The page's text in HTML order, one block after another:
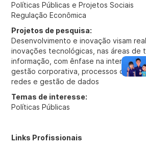
Políticas Públicas e Projetos Sociais
Regulação Econômica
Projetos de pesquisa:
Desenvolvimento e inovação visam
inovações tecnológicas, nas áreas de
informação, com ênfase na
gestão corporativa, processos de
redes e gestão de dados
Temas de interesse:
Políticas Públicas
Links Profissionais